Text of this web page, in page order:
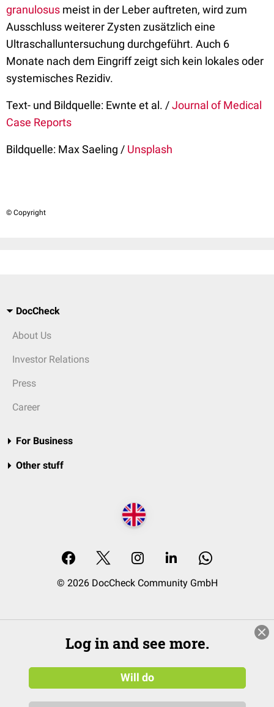
granulosus meist in der Leber auftreten, wird zum
Ausschluss weiterer Zysten zusätzlich eine
Ultraschalluntersuchung durchgeführt. Auch 6
Monate nach dem Eingriff zeigt sich kein lokales oder
systemisches Rezidiv.
Text- und Bildquelle: Ewnte et al. /Journal of Medical
Case Reports
Bildquelle: Max Saeling / Unsplash
© Copyright
DocCheck
About Us
Investor Relations
Press
Career
For Business
Other stuff
© 2026 DocCheck Community GmbH
Log in and see more.
Will do